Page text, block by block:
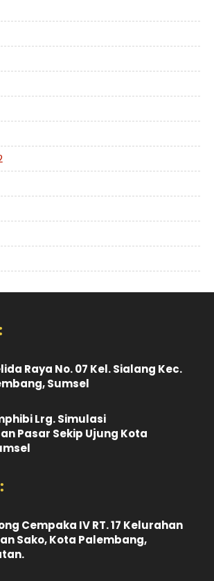
Raya No. 07 Kel. Sialang Kec.
Sumsel
Lrg. Simulasi
Pasar Sekip Ujung Kota
Cempaka IV RT. 17 Kelurahan
Sako, Kota Palembang,